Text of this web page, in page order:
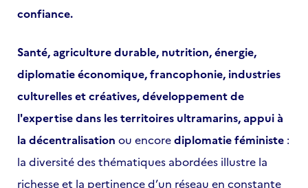
confiance.
Santé, agriculture durable, nutrition, énergie,
diplomatie économique, francophonie, industries
culturelles et créatives, développement de
l'expertise dans les territoires ultramarins, appui à
la décentralisation ou encorediplomatie féministe :
la diversité des thématiques abordées illustre la
richesse et la pertinence d’un réseau en constante